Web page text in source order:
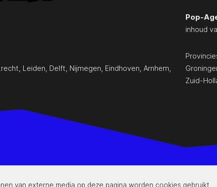
van externe media op deze pagina worden cookies gebruikt.
Pop-
inhoud
Leiden Delft Nijmegen Eindhoven Arnhem
Zuid-
www.pop-